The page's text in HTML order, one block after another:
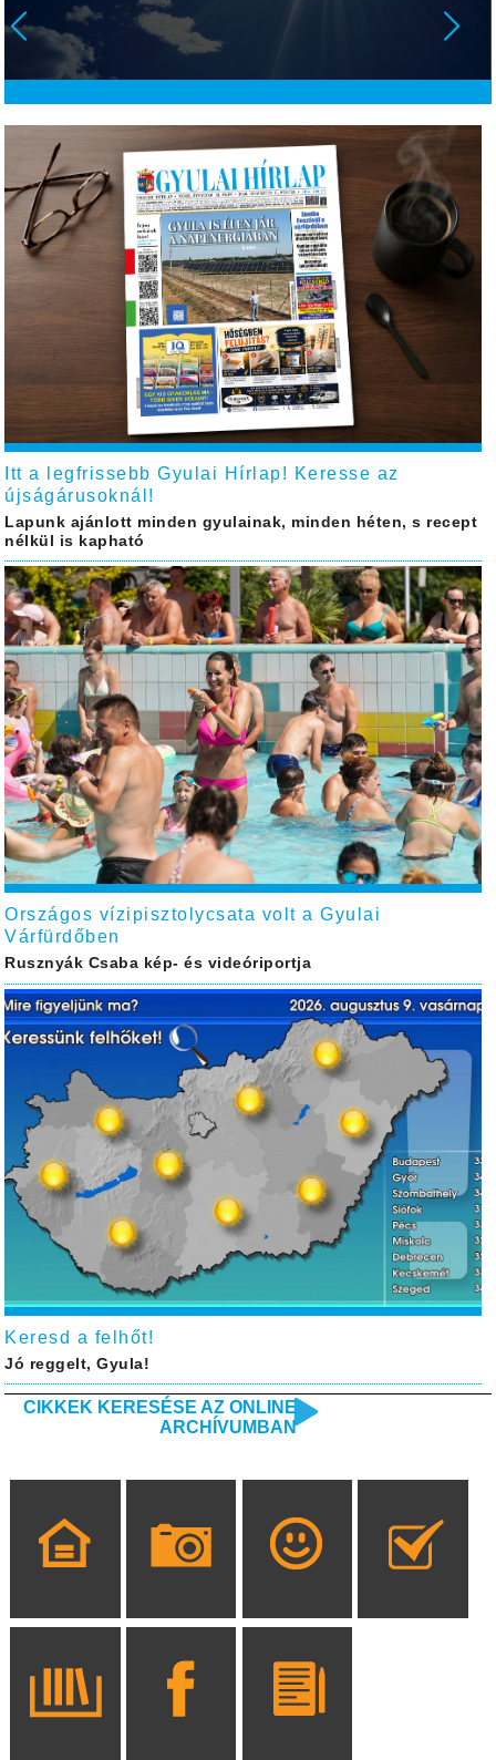
Itt a legfrissebb Gyulai Hírlap! Keresse az
újságárusoknál!
Lapunk ajánlott minden gyulainak, minden héten, s recept
nélkül is kapható
Országos vízipisztolycsata volt a Gyulai
Várfürdőben
Rusznyák Csaba kép- és videóriportja
Keresd a felhőt!
Jó reggelt, Gyula!
CIKKEK KERESÉSE AZ ONLINE
ARCHÍVUMBAN